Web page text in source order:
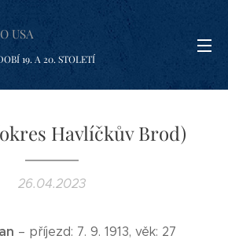
USA
19. A 20. STOLETÍ
Havlíčkův Brod)
26.04.2023
– příjezd: 7. 9. 1913, věk: 27